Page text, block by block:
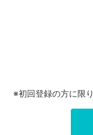
※初回登録の方に限